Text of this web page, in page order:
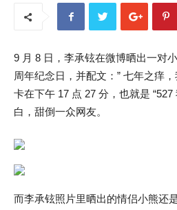
9 月 8 日，李承铉在微博晒出一对
周年纪念日，并配文：” 七年之痒
卡在下午 17 点 27 分，也就是
白，甜倒一众网友。
而李承铉照片里晒出的情侣小熊还